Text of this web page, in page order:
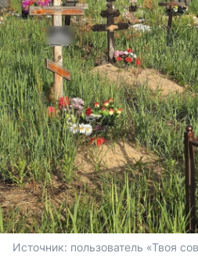
Источник: пользователь «Твоя